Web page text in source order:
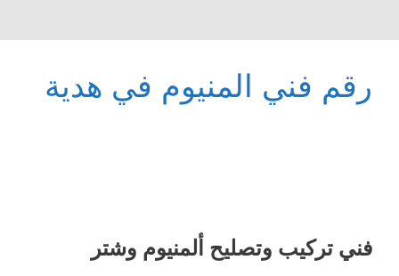
رقم فني المنيوم في هدية
فني تركيب وتصليح ألمنيوم وشتر